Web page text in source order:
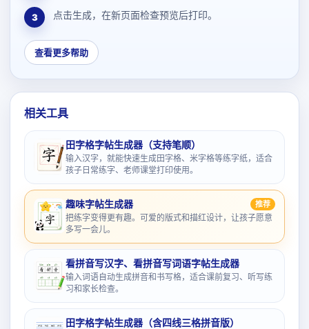
3 点击生成，在新页面检查预览后打印。
查看更多帮助
相关工具
田字格字帖生成器（支持笔顺）
输入汉字，就能快速生成田字格、米字格等练字纸，适合
孩子日常练字、老师课堂打印使用。
趣味字帖生成器 推荐
把练字变得更有趣。可爱的版式和描红设计，让孩子愿意
多写一会儿。
看拼音写汉字、看拼音写词语字帖生成器
输入词语自动生成拼音和书写格，适合课前复习、听写练
习和家长检查。
田字格字帖生成器（含四线三格拼音版）